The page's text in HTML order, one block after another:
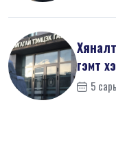
гэмт
5